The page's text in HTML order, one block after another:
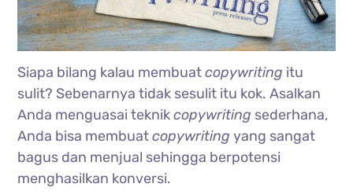
Siapa bilang kalau membuatcopywriting itu
sulit? Sebenarnya tidak sesulit itu kok. Asalkan
Anda menguasai teknikcopywriting sederhana,
Anda bisa membuatcopywriting yang sangat
bagus dan menjual sehingga berpotensi
menghasilkan konversi.